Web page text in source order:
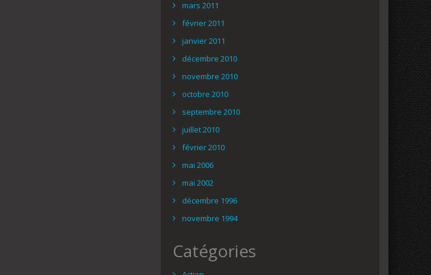
mars 2011
février 2011
janvier 2011
décembre 2010
novembre 2010
octobre 2010
septembre 2010
juillet 2010
février 2010
mai 2006
mai 2002
décembre 1996
novembre 1994
Catégories